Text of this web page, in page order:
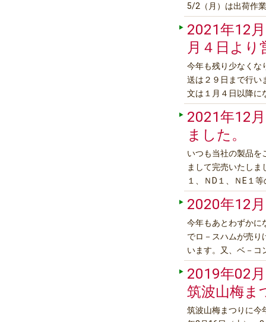
5/2（月）は出荷作
業いたします。直
2021年12
月４日より
今年も残り少なくな
送は２９日まで行い
文は１月４日以降に
降になります。来年
い。
2021年12
ました。
いつも当社の製品を
まして完売いたし
１、ＮD１、ＮE１
日に製造し製品は６
ろしくお願いいたし
2020年12
今年もあとわずかに
でロ－スハムが売り
います。又、ベ－コ
たします。
2019年02
筑波山梅ま
筑波山梅まつりに今